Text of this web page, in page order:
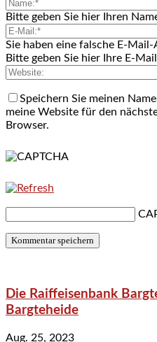
Bitte geben Sie hier Ihren
Sie haben eine falsche E-Mail-
Bitte geben Sie hier Ihre E-
Speichern Sie meinen
meine Website für den
Browser.
Die Raiffeisenbank
Bargteheide
Aug. 25, 2023